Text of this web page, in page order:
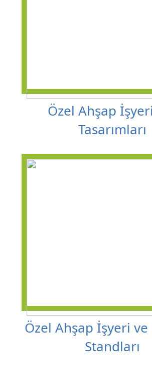
Özel Ahşap
Tasarımları
Özel Ahşap İşyeri
Standları